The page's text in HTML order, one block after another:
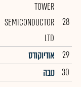
28
TOWER
SEMICONDUCTOR
LTD
29 אודיוקודס
30 נובה